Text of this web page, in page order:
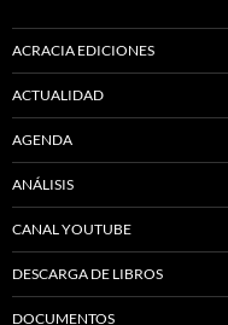
ACRACIA EDICIONES
ACTUALIDAD
AGENDA
ANÁLISIS
CANAL YOUTUBE
DESCARGA DE LIBROS
DOCUMENTOS